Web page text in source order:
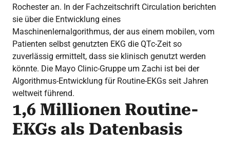
Rochester an. In der Fachzeitschrift Circulation berichten
sie über die Entwicklung eines
Maschinenlernalgorithmus, der aus einem mobilen, vom
Patienten selbst genutzten EKG die QTc-Zeit so
zuverlässig ermittelt, dass sie klinisch genutzt werden
könnte. Die Mayo Clinic-Gruppe um Zachi ist bei der
Algorithmus-Entwicklung für Routine-EKGs seit Jahren
weltweit führend.
1,6 Millionen Routine-
EKGs als Datenbasis